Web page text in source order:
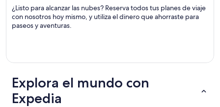
¿Listo para alcanzar las nubes? Reserva todos tus planes de viaje
con nosotros hoy mismo, y utiliza el dinero que ahorraste para
paseos y aventuras.
Explora el mundo con
Expedia